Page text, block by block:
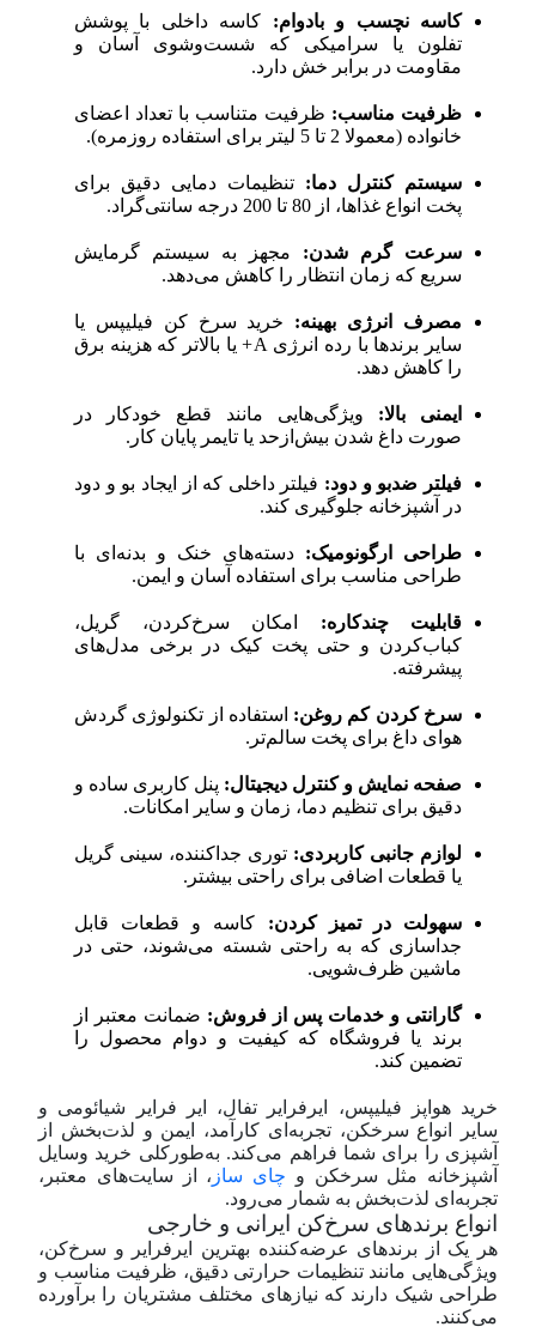
کاسه نچسب و بادوام: کاسه داخلی با پوشش
تفلون یا سرامیکی که شست‌وشوی آسان و
مقاومت در برابر خش دارد.
ظرفیت مناسب: ظرفیت متناسب با تعداد اعضای
خانواده (معمولا 2 تا 5 لیتر برای استفاده روزمره).
سیستم کنترل دما: تنظیمات دمایی دقیق برای
پخت انواع غذاها، از 80 تا 200 درجه سانتی‌گراد.
سرعت گرم شدن: مجهز به سیستم گرمایش
سریع که زمان انتظار را کاهش می‌دهد.
مصرف انرژی بهینه: خرید سرخ کن فیلیپس یا
سایر برندها با رده انرژی A+ یا بالاتر که هزینه برق
را کاهش دهد.
ایمنی بالا: ویژگی‌هایی مانند قطع خودکار در
صورت داغ شدن بیش‌ازحد یا تایمر پایان کار.
فیلتر ضدبو و دود: فیلتر داخلی که از ایجاد بو و دود
در آشپزخانه جلوگیری کند.
طراحی ارگونومیک: دسته‌های خنک و بدنه‌ای با
طراحی مناسب برای استفاده آسان و ایمن.
قابلیت چندکاره:
امکان سرخ‌کردن، گریل،
کباب‌کردن و حتی پخت کیک در برخی مدل‌های
پیشرفته.
سرخ کردن کم روغن: استفاده از تکنولوژی گردش
هوای داغ برای پخت سالم‌تر.
صفحه نمایش و کنترل دیجیتال: پنل کاربری ساده و
دقیق برای تنظیم دما، زمان و سایر امکانات.
لوازم جانبی کاربردی: توری جداکننده، سینی گریل
یا قطعات اضافی برای راحتی بیشتر.
سهولت در تمیز کردن: کاسه و قطعات قابل
جداسازی که به راحتی شسته می‌شوند، حتی در
ماشین ظرف‌شویی.
گارانتی و خدمات پس از فروش: ضمانت معتبر از
برند یا فروشگاه که کیفیت و دوام محصول را
تضمین کند.
خرید هواپز فیلیپس، ایرفرایر تفال، ایر فرایر شیائومی و
سایر انواع سرخکن، تجربه‌ای کارآمد، ایمن و لذت‌بخش از
آشپزی را برای شما فراهم می‌کند. به‌طور‌کلی خرید وسایل
آشپزخانه مثل سرخکن و چای ساز ، از سایت‌های معتبر،
تجربه‌ای لذت‌بخش به شمار می‌رود.
انواع برندهای سرخ‌کن ایرانی و خارجی
هر یک از برندهای عرضه‌کننده بهترین ایرفرایر و سرخ‌کن،
ویژگی‌هایی مانند تنظیمات حرارتی دقیق، ظرفیت مناسب و
طراحی شیک دارند که نیازهای مختلف مشتریان را برآورده
می‌کنند.